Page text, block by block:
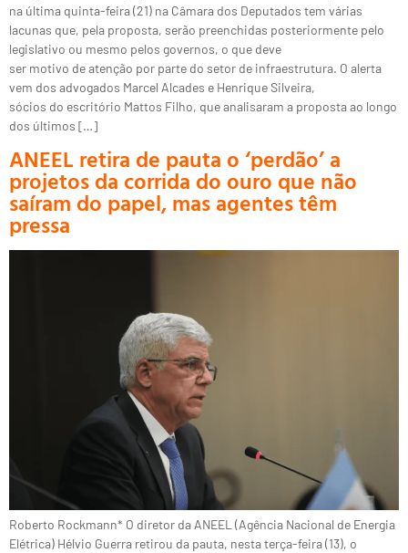
na última quinta-feira (21) na Câmara dos Deputados tem várias
lacunas que, pela proposta, serão preenchidas posteriormente pelo
legislativo ou mesmo pelos governos, o que deve
ser motivo de atenção por parte do setor de infraestrutura. O alerta
vem dos advogados Marcel Alcades e Henrique Silveira,
sócios do escritório Mattos Filho, que analisaram a proposta ao longo
dos últimos […]
ANEEL retira de pauta o ‘perdão’ a
projetos da corrida do ouro que não
saíram do papel, mas agentes têm
pressa
Roberto Rockmann* O diretor da ANEEL (Agência Nacional de Energia
Elétrica) Hélvio Guerra retirou da pauta, nesta terça-feira (13), o